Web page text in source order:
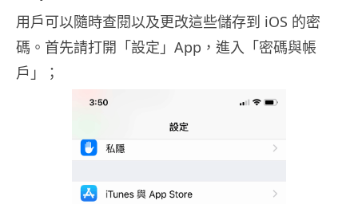
用戶可以隨時查閱以及更改這些儲存到 iOS 的密
碼。首先請打開「設定」App，進入「密碼與帳
戶」；